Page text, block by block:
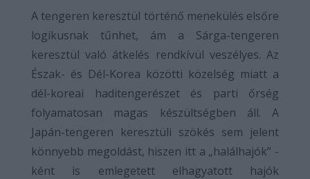
A tengeren keresztül történő menekülés elsőre
logikusnak tűnhet, ám a Sárga-tengeren
keresztül való átkelés rendkívül veszélyes. Az
Észak- és Dél-Korea közötti közelség miatt a
dél-koreai haditengerészet és parti őrség
folyamatosan magas készültségben áll. A
Japán-tengeren keresztüli szökés sem jelent
könnyebb megoldást, hiszen itt a „halálhajók” -
ként is emlegetett elhagyatott hajók